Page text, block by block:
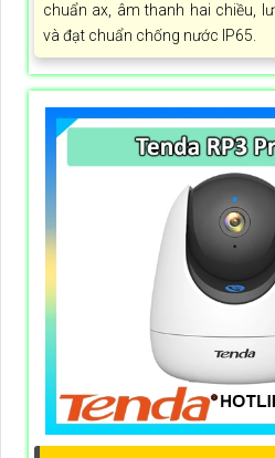
chuẩn ax, âm thanh hai chiều,
và đạt chuẩn chống nước IP65.